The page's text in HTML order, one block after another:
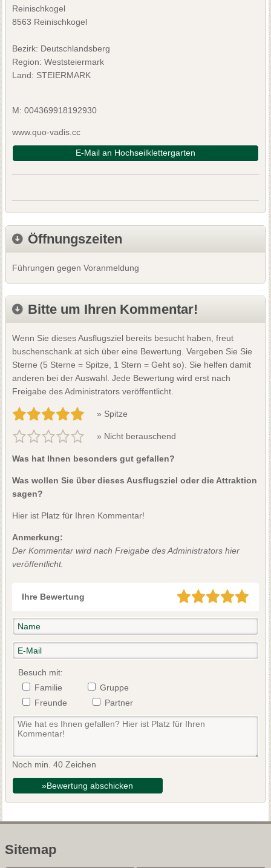
Reinischkogel
8563 Reinischkogel
Bezirk: Deutschlandsberg
Region: Weststeiermark
Land: STEIERMARK
M: 004369918192930
www.quo-vadis.cc
E-Mail an Hochseilklettergarten
Öffnungszeiten
Führungen gegen Voranmeldung
Bitte um Ihren Kommentar!
Wenn Sie dieses Ausflugsziel bereits besucht haben, freut
buschenschank.at sich über eine Bewertung. Vergeben Sie Sie
Sterne (5 Sterne = Spitze, 1 Stern = Geht so). Sie helfen damit
anderen bei der Auswahl. Jede Bewertung wird erst nach
Freigabe des Administrators veröffentlicht.
» Spitze
» Nicht berauschend
Was hat Ihnen besonders gut gefallen?
Was wollen Sie über dieses Ausflugsziel oder die Attraktion
sagen?
Hier ist Platz für Ihren Kommentar!
Anmerkung:
Der Kommentar wird nach Freigabe des Administrators hier
veröffentlicht.
Ihre Bewertung
Besuch mit:
Familie
Gruppe
Freunde
Partner
Noch min. 40 Zeichen
»Bewertung abschicken
Sitemap